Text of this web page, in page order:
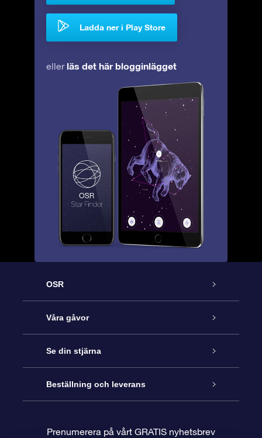
Ladda ner i Play Store
eller läs det här blogginlägget
OSR
Kundtjänst
Kontakta oss
Blogg
Våra gåvor
Online-Stjärngåva
OSR Gåvopaket
Se din stjärna
Stjärnregiste
Beställning och leverans
Prenumerera på vårt GRATIS nyhetsbrev